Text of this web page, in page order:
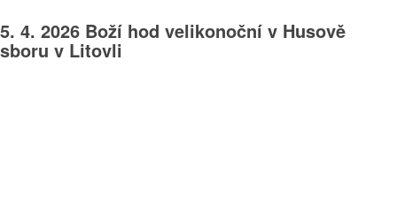
5. 4. 2026 Boží hod velikonoční v Husově
sboru v Litovli